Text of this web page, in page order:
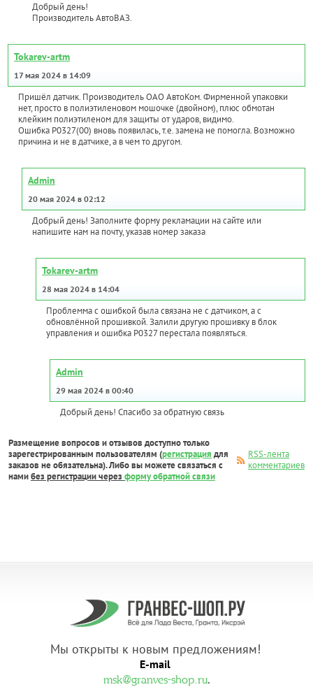
Добрый день!
Производитель АвтоВАЗ.
Tokarev-artm
17 мая 2024 в 14:09
Пришёл датчик. Производитель ОАО АвтоКом. Фирменной упаковки
нет, просто в полиэтиленовом мошочке (двойном), плюс обмотан
клейким полиэтиленом для защиты от ударов, видимо.
Ошибка P0327(00) вновь появилась, т.е. замена не помогла. Возможно
причина и не в датчике, а в чем то другом.
Admin
20 мая 2024 в 02:12
Добрый день! Заполните форму рекламации на сайте или
напишите нам на почту, указав номер заказа
Tokarev-artm
28 мая 2024 в 14:04
Проблемма с ошибкой была связана не с датчиком, а с
обновлённой прошивкой. Залили другую прошивку в блок
управления и ошибка P0327 перестала появляться.
Admin
29 мая 2024 в 00:40
Добрый день! Спасибо за обратную связь
Размещение вопросов и отзывов доступно только
зарегестрированным пользователям (регистрация для
заказов не обязательна). Либо вы можете связаться с
намибез регистрации через форму обратной связи
RSS-лента
комментариев
Мы открыты к новым предложениям!
E-mail
msk@granves-shop.ru.